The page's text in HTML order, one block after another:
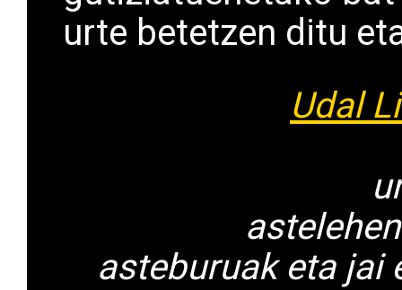
urte betetzen ditu
Udal
asteburuak eta jai